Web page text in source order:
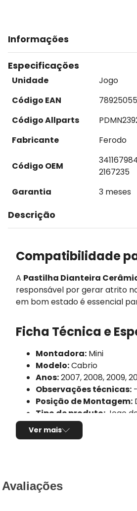
Informações
Especificações
Unidade
Jogo
Código EAN
Código Allparts
Fabricante
Ferodo
Código OEM
2167235
Garantia
3 meses
Descrição
Compatibilidade
A Pastilha Dianteira
responsável por gerar atrito
em bom estado é essencial
Ficha Técnica e
Montadora: Mini
Modelo:Cabrio
Anos:2007, 2008, 2009,
Observações técnicas:
Posição de Montagem:
Tipo de produto: Jogo
Sistema de freio
Sensor de desgaste:
Espessura:
Ver mais
Avaliações